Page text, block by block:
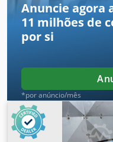
Anuncie agora
11 milhões de
por si
*por anúncio/mês